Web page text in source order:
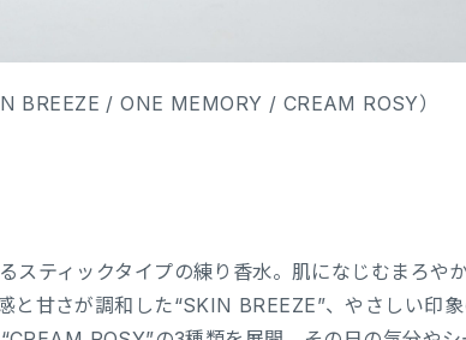
BREEZE / ONE MEMORY / CREAM ROSY）
スティックタイプの練り香水。肌になじむまろや
と甘さが調和した“SKIN BREEZE”、やさしい印